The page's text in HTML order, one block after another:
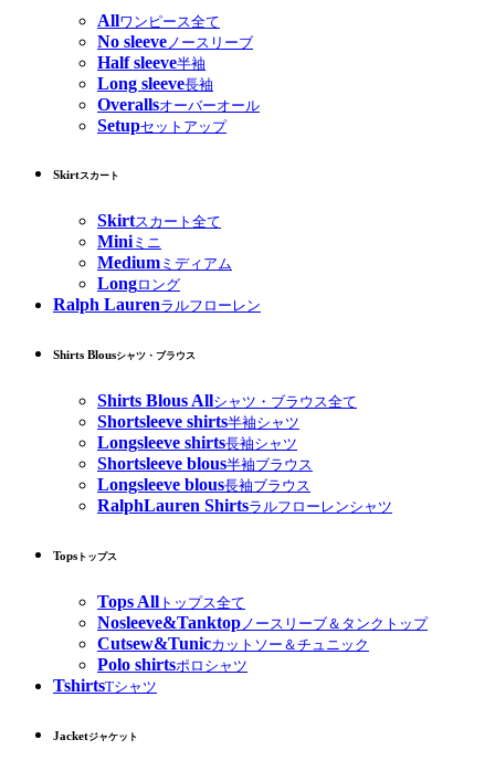
Allワンピース全て
No sleeve ノースリーブ
Half sleeve半袖
Long sleeve長袖
Overallsオーバーオール
Setupセットアップ
Skirtスカート
Skirtスカート全て
Miniミニ
Medium ミディアム
Longロング
Ralph Laurenラルフローレン
Shirts Blousシャツ・ブラウス
Shirts Blous Allシャツ・ブラウス全て
Shortsleeve shirts半袖シャツ
Longsleeve shirts長袖シャツ
Shortsleeve blous半袖ブラウス
Longsleeve blous長袖ブラウス
RalphLauren Shirtsラルフローレンシャツ
Tops トップス
Tops All トップス全て
Nosleeve&Tanktopノースリーブ＆タンクトップ
Cutsew&Tunicカットソー＆チュニック
Polo shirtsポロシャツ
TshirtsTシャツ
Jacketジャケット